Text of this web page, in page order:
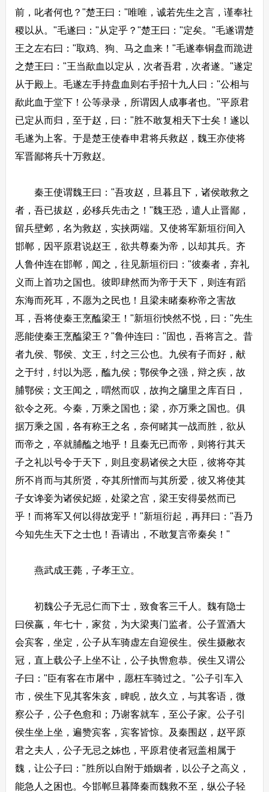
前，叱者何也？"楚王曰："唯唯，诚若先生之言，谨奉社
稷以从。"毛遂曰："从定乎？"楚王曰："定矣。"毛遂谓楚
王之左右曰："取鸡、狗、马之血来！"毛遂奉铜盘而跪进
之楚王曰："王当歃血以定从，次者吾君，次者遂。"遂定
从于殿上。毛遂左手持盘血则右手招十九人曰："公相与
歃此血于堂下！公等录录，所谓因人成事者也。"平原君
已定从而归，至于赵，曰："胜不敢复相天下士矣！遂以
毛遂为上客。于是楚王使春申君将兵救赵，魏王亦使将
军晋鄙将兵十万救赵。
秦王使谓魏王曰："吾攻赵，旦暮且下，诸侯敢救之
者，吾已拔赵，必移兵先击之！"魏王恐，遣人止晋鄙，
留兵壁邺，名为救赵，实挟两端。又使将军新垣衍间入
邯郸，因平原君说赵王，欲共尊秦为帝，以却其兵。齐
人鲁仲连在邯郸，闻之，往见新垣衍曰："彼秦者，弃礼
义而上首功之国也。彼即肆然而为帝于天下，则连有蹈
东海而死耳，不愿为之民也！且梁未睹秦称帝之害故
耳，吾将使秦王烹醢梁王！"新垣衍怏然不悦，曰："先生
恶能使秦王烹醢梁王？"鲁仲连曰："固也，吾将言之。昔
者九侯、鄂侯、文王，纣之三公也。九侯有子而好，献
之于纣，纣以为恶，醢九侯；鄂侯争之强，辩之疾，故
脯鄂侯；文王闻之，喟然而叹，故拘之牖里之库百日，
欲令之死。今秦，万乘之国也；梁，亦万乘之国也。俱
据万乘之国，各有称王之名，奈何睹其一战而胜，欲从
而帝之，卒就脯醢之地乎！且秦无已而帝，则将行其天
子之礼以号令于天下，则且变易诸侯之大臣，彼将夺其
所不肖而与其所贤，夺其所憎而与其所爱，彼又将使其
子女谗妾为诸侯妃姬，处梁之宫，梁王安得晏然而已
乎！而将军又何以得故宠乎！"新垣衍起，再拜曰："吾乃
今知先生天下之士也！吾请出，不敢复言帝秦矣！"
燕武成王薨，子孝王立。
初魏公子无忌仁而下士，致食客三千人。魏有隐士
曰侯嬴，年七十，家贫，为大梁夷门监者。公子置酒大
会宾客，坐定，公子从车骑虚左自迎侯生。侯生摄敝衣
冠，直上载公子上坐不让，公子执辔愈恭。侯生又谓公
子曰："臣有客在市屠中，愿枉车骑过之。"公子引车入
市，侯生下见其客朱亥，睥睨，故久立，与其客语，微
察公子，公子色愈和；乃谢客就车，至公子家。公子引
侯生坐上坐，遍赞宾客，宾客皆惊。及秦围赵，赵平原
君之夫人，公子无忌之姊也，平原君使者冠盖相属于
魏，让公子曰："胜所以自附于婚姻者，以公子之高义，
能急人之困也。今邯郸旦暮降秦而魏救不至，纵公子轻